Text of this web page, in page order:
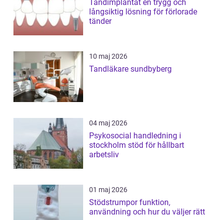
Tandimplantat en trygg och
långsiktig lösning för förlorade
tänder
10 maj 2026
Tandläkare sundbyberg
04 maj 2026
Psykosocial handledning i
stockholm stöd för hållbart
arbetsliv
01 maj 2026
Stödstrumpor funktion,
användning och hur du väljer rätt